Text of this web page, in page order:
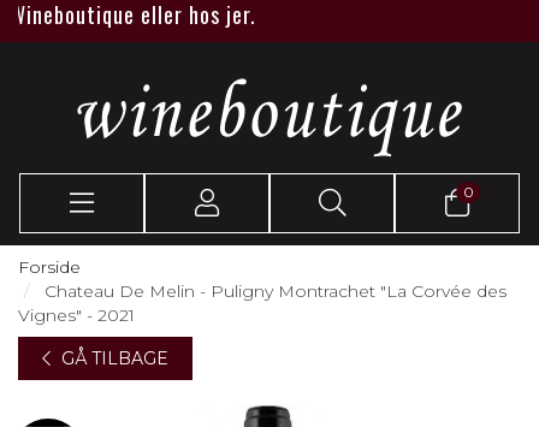
eller hos jer.
0
Forside
Chateau De Melin - Puligny Montrachet "La Corvée des
Vignes" - 2021
GÅ TILBAGE